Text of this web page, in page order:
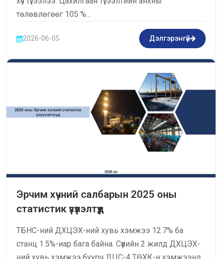
төлөвлөгөөг 105 %...
2026-06-05 Дэлгэрэнгүй
Эрчим хүчний салбарын 2025 оны
статистик үзүүлэлтүүд
ТБНС-ний ДХЦЭХ-ний хувь хэмжээ 12.7% ба
станц 1.5%-иар бага байна. Сүүлийн 2 жилд ДХЦЭХ-